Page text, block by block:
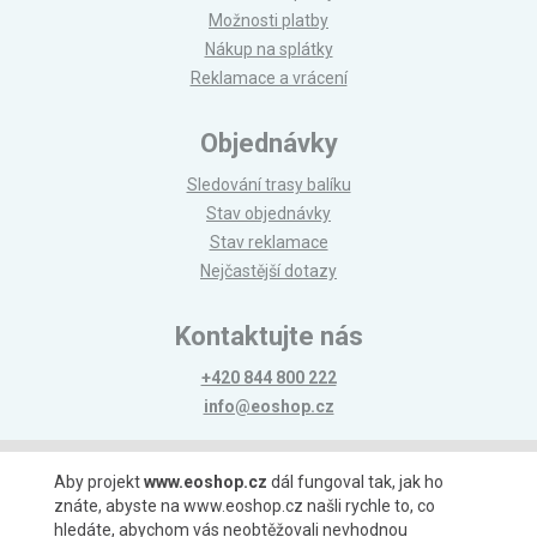
Možnosti platby
Nákup na splátky
Reklamace a vrácení
Objednávky
Sledování trasy balíku
Stav objednávky
Stav reklamace
Nejčastější dotazy
Kontaktujte nás
+420 844 800 222
info@eoshop.cz
Možnosti platby
Aby projektwww.eoshop.cz dál fungoval tak, jak ho
znáte, abyste na www.eoshop.cz našli rychle to, co
hledáte, abychom vás neobtěžovali nevhodnou